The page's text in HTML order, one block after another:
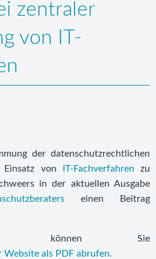
zentraler
von IT-
der datenschutzrechtlichen
Einsatz von
IT-Fachverfahren zu
in der aktuellen Ausgabe
einen Beitrag
können Sie
Website als PDF abrufen.